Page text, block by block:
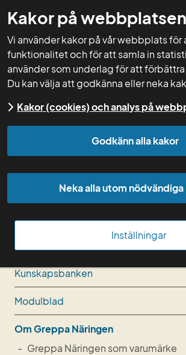
Kakor på webbplatsen
Vi använder kakor på vår webbplats för
funktionalitet och för att samla in
använder som underlag för att
Du kan välja att godkänna eller neka
Kakor (cookies) och analys på
Godkänn alla kakor
Neka alla utom nödvändiga
Inställningar
Start För rådgivare
Om Greppa
Anmäl nya medlemmar
Bildarkivet
Kunskapsbanken
Modulblad
Om Greppa Näringen
Greppa Näringen som varumärke